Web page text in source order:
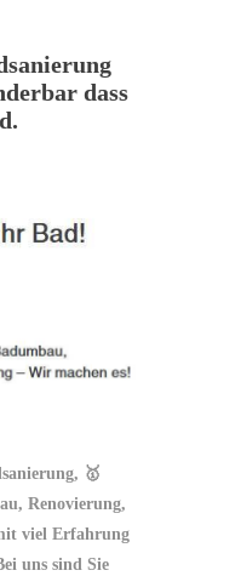
dass
🥇
Renovierung,
viel Erfahrung
uns sind Sie